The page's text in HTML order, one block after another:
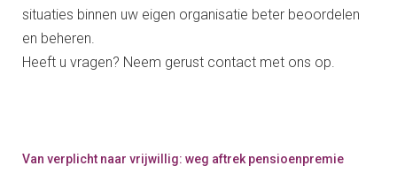
situaties binnen uw eigen organisatie beter beoordelen
en beheren.
Heeft u vragen? Neem gerust contact met ons op.
Van verplicht naar vrijwillig: weg aftrek pensioenpremie